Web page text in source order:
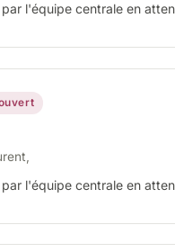
l'équipe centrale en
l'équipe centrale en